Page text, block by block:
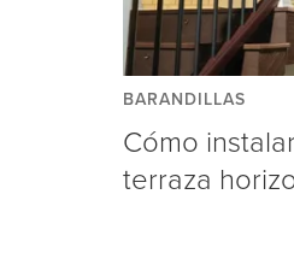
BARANDILLAS
Cómo
terraza